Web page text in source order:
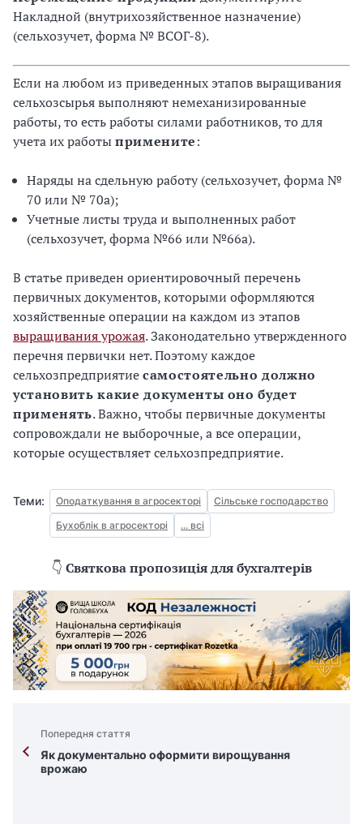
Накладной (внутрихозяйственное назначение)
(сельхозучет, форма № ВСОГ-8).
Если на любом из приведенных этапов выращивания
сельхозсырья выполняют немеханизированные
работы, то есть работы силами работников, то для
учета их работыпримените:
Наряды на сдельную работу (сельхозучет, форма №
70 или № 70а);
Учетные листы труда и выполненных работ
(сельхозучет, форма №66 или №66а).
В статье приведен ориентировочный перечень
первичных документов, которыми оформляются
хозяйственные операции на каждом из этапов
выращивания урожая. Законодательно утвержденного
перечня первички нет. Поэтому каждое
сельхозпредприятиесамостоятельно должно
установить какие документы оно будет
применять. Важно, чтобы первичные документы
сопровождали не выборочные, а все операции,
которые осуществляет сельхозпредприятие.
Теми: Оподаткування в агросекторі
Сільське господарство
Бухоблік в агросекторі
... всі
👇 Святкова пропозиція для бухгалтерів
Попередня стаття
Як документально оформити вирощування
врожаю